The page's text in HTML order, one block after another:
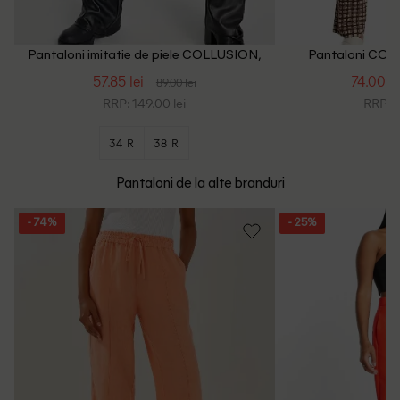
Pantaloni imitatie de piele COLLUSION,
57.85 lei 89.00 lei
RRP: 149.00 lei
34 R 38 R
Pantaloni
74.00
RRP:
Pantaloni de la alte branduri
- 74% - 25%